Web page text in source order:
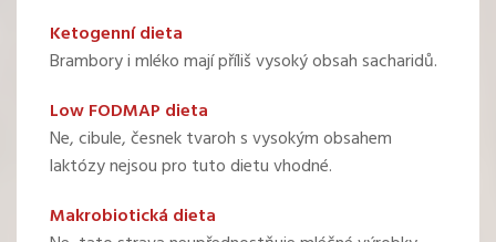
Ketogenní dieta
Brambory i mléko mají příliš vysoký obsah sacharidů.
Low FODMAP dieta
Ne, cibule, česnek tvaroh s vysokým obsahem
laktózy nejsou pro tuto dietu vhodné.
Makrobiotická dieta